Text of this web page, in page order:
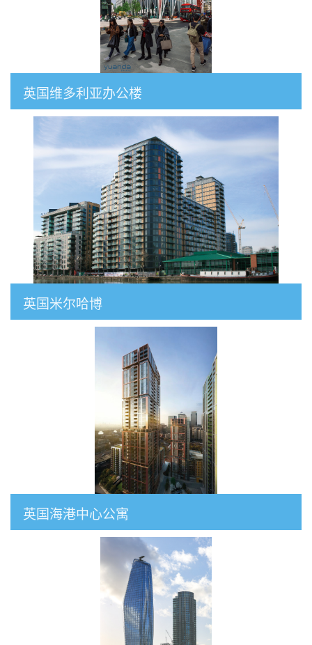
英国维多利亚办公楼
英国米尔哈博
英国海港中心公寓